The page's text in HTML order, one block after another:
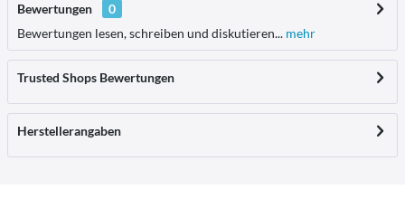
Bewertungen
0
Bewertungen lesen, schreiben und diskutieren... mehr
Trusted Shops Bewertungen
Herstellerangaben